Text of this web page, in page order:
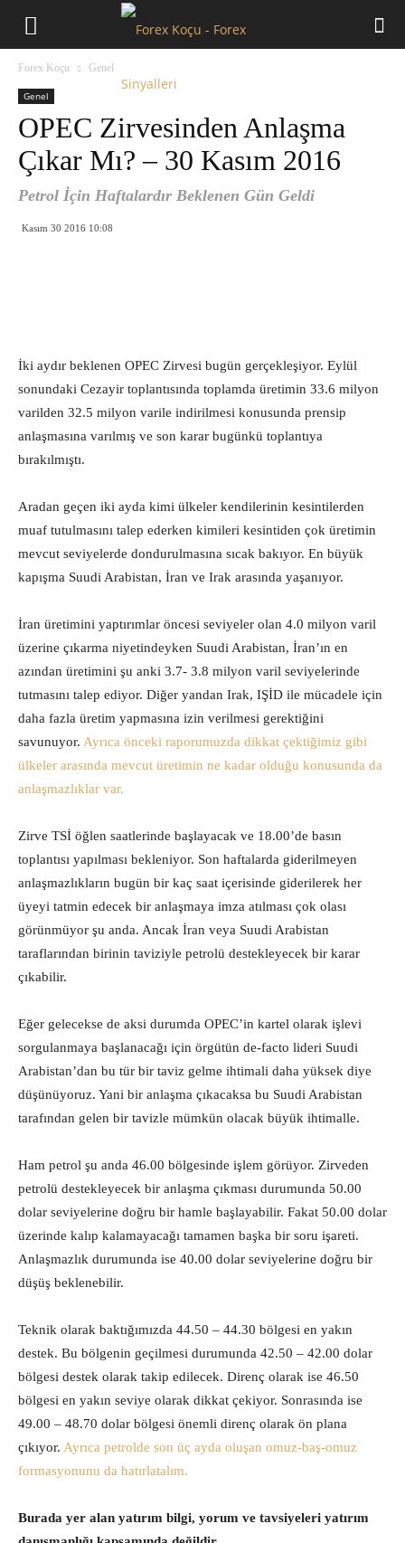
Forex Koçu Genel
Genel
OPEC Zirvesinden Anlaşma
Çıkar Mı? – 30 Kasım 2016
Petrol İçin Haftalardır Beklenen Gün Geldi
Kasım 30 2016 10:08
İki aydır beklenen OPEC Zirvesi bugün gerçekleşiyor. Eylül
sonundaki Cezayir toplantısında toplamda üretimin 33.6 milyon
varilden 32.5 milyon varile indirilmesi konusunda prensip
anlaşmasına varılmış ve son karar bugünkü toplantıya
bırakılmıştı.
Aradan geçen iki ayda kimi ülkeler kendilerinin kesintilerden
muaf tutulmasını talep ederken kimileri kesintiden çok üretimin
mevcut seviyelerde dondurulmasına sıcak bakıyor. En büyük
kapışma Suudi Arabistan, İran ve Irak arasında yaşanıyor.
İran üretimini yaptırımlar öncesi seviyeler olan 4.0 milyon varil
üzerine çıkarma niyetindeyken Suudi Arabistan, İran’ın en
azından üretimini şu anki 3.7- 3.8 milyon varil seviyelerinde
tutmasını talep ediyor. Diğer yandan Irak, IŞİD ile mücadele için
daha fazla üretim yapmasına izin verilmesi gerektiğini
savunuyor. Ayrıca önceki raporumuzda dikkat çektiğimiz gibi
ülkeler arasında mevcut üretimin ne kadar olduğu konusunda da
anlaşmazlıklar var.
Zirve TSİ öğlen saatlerinde başlayacak ve 18.00’de basın
toplantısı yapılması bekleniyor. Son haftalarda giderilmeyen
anlaşmazlıkların bugün bir kaç saat içerisinde giderilerek her
üyeyi tatmin edecek bir anlaşmaya imza atılması çok olası
görünmüyor şu anda. Ancak İran veya Suudi Arabistan
taraflarından birinin taviziyle petrolü destekleyecek bir karar
çıkabilir.
Eğer gelecekse de aksi durumda OPEC’in kartel olarak işlevi
sorgulanmaya başlanacağı için örgütün de-facto lideri Suudi
Arabistan’dan bu tür bir taviz gelme ihtimali daha yüksek diye
düşünüyoruz. Yani bir anlaşma çıkacaksa bu Suudi Arabistan
tarafından gelen bir tavizle mümkün olacak büyük ihtimalle.
Ham petrol şu anda 46.00 bölgesinde işlem görüyor. Zirveden
petrolü destekleyecek bir anlaşma çıkması durumunda 50.00
dolar seviyelerine doğru bir hamle başlayabilir. Fakat 50.00 dolar
üzerinde kalıp kalamayacağı tamamen başka bir soru işareti.
Anlaşmazlık durumunda ise 40.00 dolar seviyelerine doğru bir
düşüş beklenebilir.
Teknik olarak baktığımızda 44.50 – 44.30 bölgesi en yakın
destek. Bu bölgenin geçilmesi durumunda 42.50 – 42.00 dolar
bölgesi destek olarak takip edilecek. Direnç olarak ise 46.50
bölgesi en yakın seviye olarak dikkat çekiyor. Sonrasında ise
49.00 – 48.70 dolar bölgesi önemli direnç olarak ön plana
çıkıyor. Ayrıca petrolde son üç ayda oluşan omuz-baş-omuz
formasyonunu da hatırlatalım.
Burada yer alan yatırım bilgi, yorum ve tavsiyeleri yatırım